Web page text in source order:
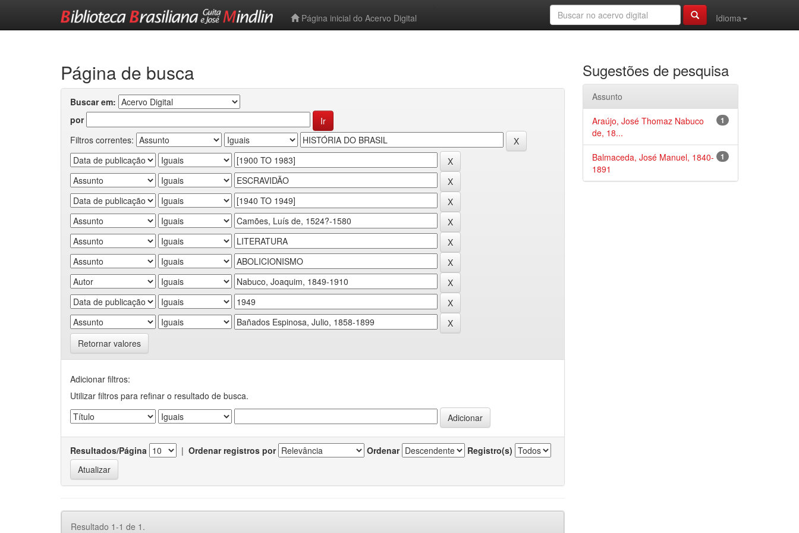
Página inicial do Acervo Digital
Idioma
Página de busca
Buscar em:
por
Filtros correntes:
Retornar valores
Adicionar filtros:
Utilizar filtros para refinar o resultado de busca.
Resultados/Página | Ordenar registros por Ordenar Registro(s)
Resultado 1-1 de 1.
Sugestões de pesquisa
Assunto
1
Araújo, José Thomaz Nabuco
de, 18...
1
Balmaceda, José Manuel, 1840-
1891